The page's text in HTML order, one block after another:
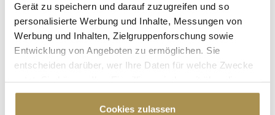
Gerät zu speichern und darauf zuzugreifen und so
personalisierte Werbung und Inhalte, Messungen von
Werbung und Inhalten, Zielgruppenforschung sowie
Entwicklung von Angeboten zu ermöglichen. Sie
entscheiden darüber, wer Ihre Daten für welche Zwecke
Cookie-Erklärung oder durch Klicken auf das Privacy
Trigger Symbol ändern oder widerrufen
Cookies zulassen